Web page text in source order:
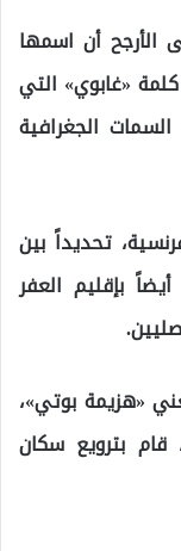
الأرجح أن اسمها
«غابوي» التي
الجغرافية
تحديداً بين
عرفت أيضاً بإقليم العفر
«هزيمة بوتي»،
قام بترويع سكان